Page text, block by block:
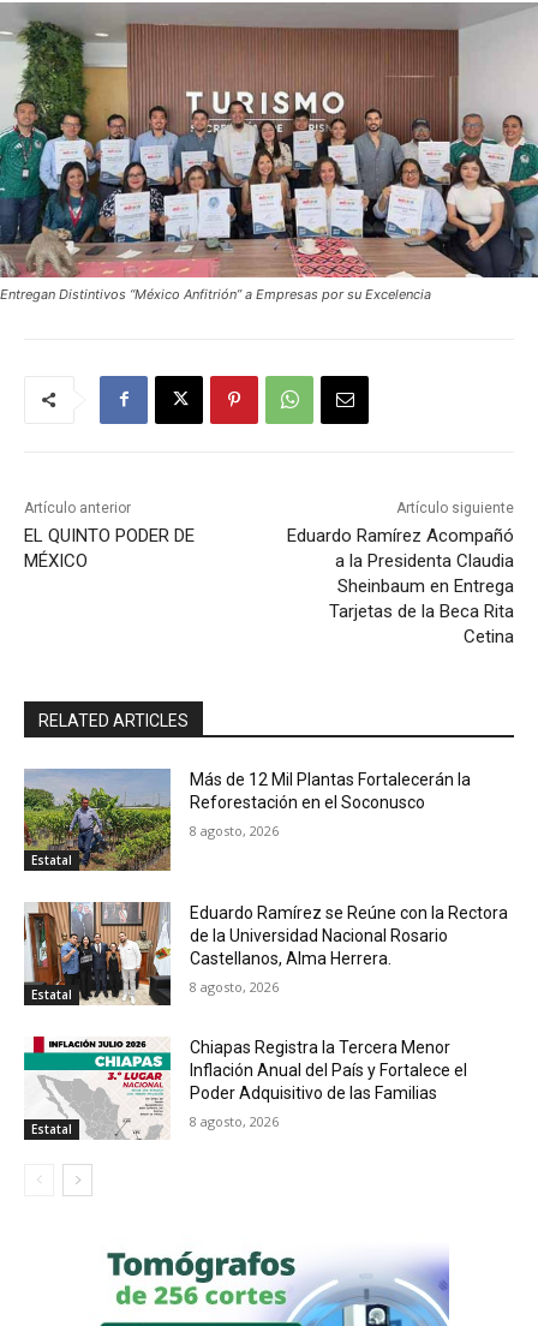
Entregan Distintivos “México Anfitrión” a Empresas por su Excelencia
Artículo anterior
EL QUINTO PODER DE
MÉXICO
Artículo siguiente
Eduardo Ramírez Acompañó
a la Presidenta Claudia
Sheinbaum en Entrega
Tarjetas de la Beca Rita
Cetina
RELATED ARTICLES
Estatal
Más de 12 Mil Plantas Fortalecerán la
Reforestación en el Soconusco
8 agosto, 2026
Estatal
Eduardo Ramírez se Reúne con la Rectora
de la Universidad Nacional Rosario
Castellanos, Alma Herrera.
8 agosto, 2026
Estatal
Chiapas Registra la Tercera Menor
Inflación Anual del País y Fortalece el
Poder Adquisitivo de las Familias
8 agosto, 2026